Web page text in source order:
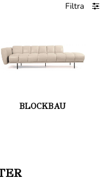
Filtra
BLOCKBAU